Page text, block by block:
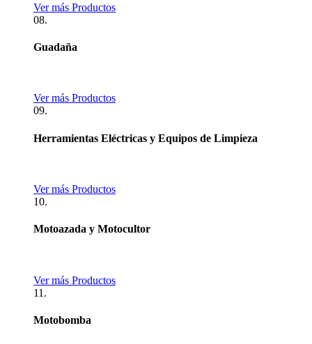
Ver más Productos
08.
Guadaña
Ver más Productos
09.
Herramientas Eléctricas y Equipos de Limpieza
Ver más Productos
10.
Motoazada y Motocultor
Ver más Productos
11.
Motobomba